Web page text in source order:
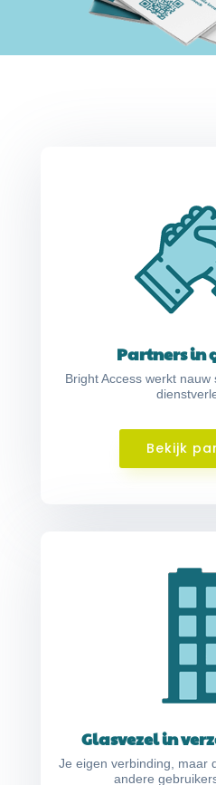
Partners in
Bright Access werkt
Bekijk
Glasvezel in
Je eigen verbinding, maar
andere